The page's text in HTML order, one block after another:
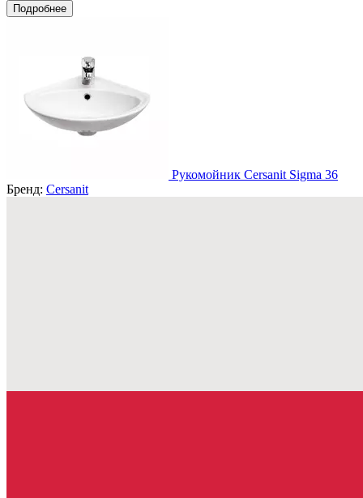
Подробнее
Рукомойник Cersanit Sigma 36
Бренд: Cersanit